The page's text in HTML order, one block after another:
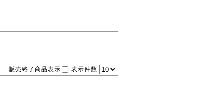
販売終了商品表示 表示件数